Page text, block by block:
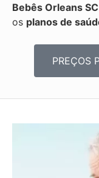
Bebês Orleans SC
os planos de
PREÇOS